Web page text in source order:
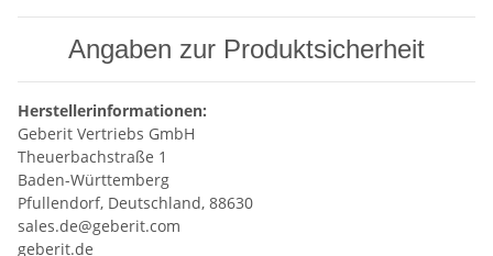
Angaben zur Produktsicherheit
Herstellerinformationen:
Geberit Vertriebs GmbH
Theuerbachstraße 1
Baden-Württemberg
Pfullendorf, Deutschland, 88630
sales.de@geberit.com
geberit.de